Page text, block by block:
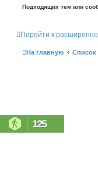
Подходящих тем или
Перейти к
На главную
125